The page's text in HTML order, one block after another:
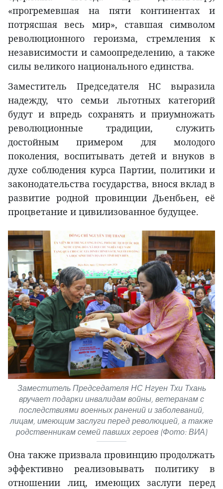
«прогремевшая на пяти континентах и
потрясшая весь мир», ставшая символом
революционного героизма, стремления к
независимости и самоопределению, а также
силы великого национального единства.
Заместитель Председателя НС выразила
надежду, что семьи льготных категорий
будут и впредь сохранять и приумножать
революционные традиции, служить
достойным примером для молодого
поколения, воспитывать детей и внуков в
духе соблюдения курса Партии, политики и
законодательства государства, внося вклад в
развитие родной провинции Дьенбьен, её
процветание и цивилизованное будущее.
Заместитель Председателя НС Нгуен Тхи Тхань
вручает подарки инвалидам войны, ветеранам с
последствиями военных ранений и заболеваний,
лицам, имеющим заслуги перед революцией, а также
родственникам семей павших героев (Фото: ВИА)
Она также призвала провинцию продолжать
эффективно реализовывать политику в
отношении лиц, имеющих заслуги перед